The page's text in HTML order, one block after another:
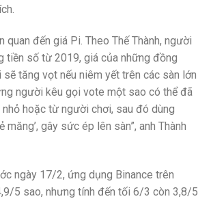
quan đến giá Pi. Theo Thế Thành, người
tiền số từ 2019, giá của những đồng
tăng vọt nếu niêm yết trên các sàn lớn
người kêu gọi vote một sao có thể đã
hoặc từ người chơi, sau đó dùng
măng’, gây sức ép lên sàn”, anh Thành
ngày 17/2, ứng dụng Binance trên
5 sao, nhưng tính đến tối 6/3 còn 3,8/5